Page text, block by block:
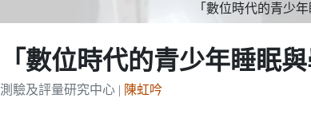
「數位時代的青少
「數位時代的青少年睡眠
測驗及評量研究中心 | 陳虹吟